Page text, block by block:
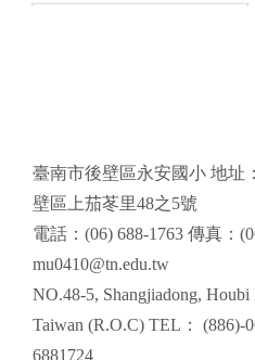
頁尾區域內容
臺南市後壁區永安國小 地址
壁區上茄苳里48之5號
電話：(06) 688-1763 傳真：
mu0410@tn.edu.tw
NO.48-5, Shangjiadong, Houbi
Taiwan (R.O.C) TEL： (886)-
6881724